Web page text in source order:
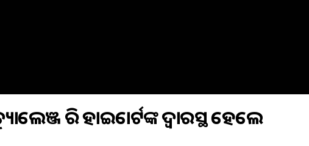
କରି ହାଇକୋର୍ଟଙ୍କ ଦ୍ଵାରସ୍ଥ ହେଲେ